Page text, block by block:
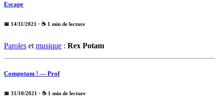
Escape
📅 14/11/2021 · ☕ 1 min de lecture
Paroles et musique : Rex Potam
Compotam ! — Prof
📅 31/10/2021 · ☕ 1 min de lecture